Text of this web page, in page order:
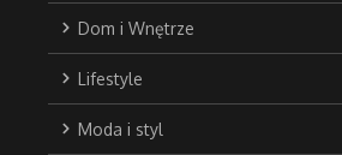
Dom i Wnętrze
Lifestyle
Moda i styl